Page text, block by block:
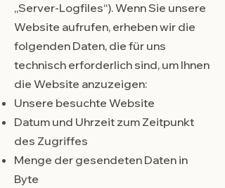
„Server-Logfiles“). Wenn Sie unsere
Website aufrufen, erheben wir die
folgenden Daten, die für uns
technisch erforderlich sind, um Ihnen
die Website anzuzeigen:
Unsere besuchte Website
Datum und Uhrzeit zum Zeitpunkt
des Zugriffes
Menge der gesendeten Daten in
Byte